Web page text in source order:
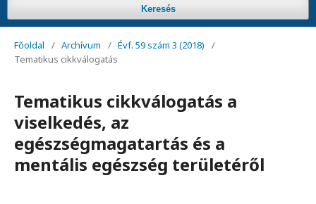
Keresés
Főoldal / Archívum / Évf. 59 szám 3 (2018)
/
Tematikus cikkválogatás
Tematikus cikkválogatás a
viselkedés, az
egészségmagatartás és a
mentális egészség területéről